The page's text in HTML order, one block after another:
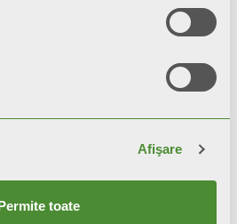
Afişare
toate